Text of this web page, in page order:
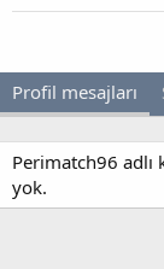
Profil mesajları
Perimatch96 adlı
yok.